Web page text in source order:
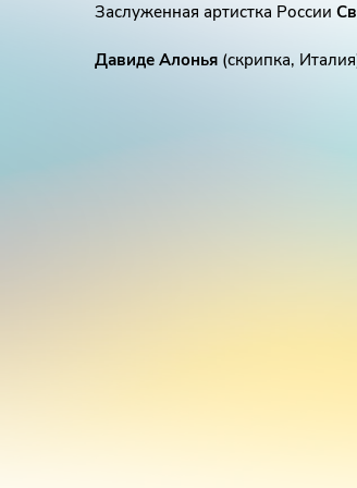
Заслуженная артистка России
Давиде Алонья (скрипка,